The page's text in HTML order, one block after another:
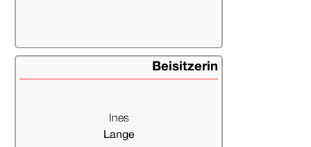
Beisitzerin
Ines
Lange